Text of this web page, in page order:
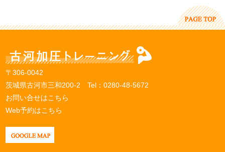
〒306-0042
茨城県古河市三和200-2 Tel：0280-48-5672
お問い合せはこちら
Web予約はこちら